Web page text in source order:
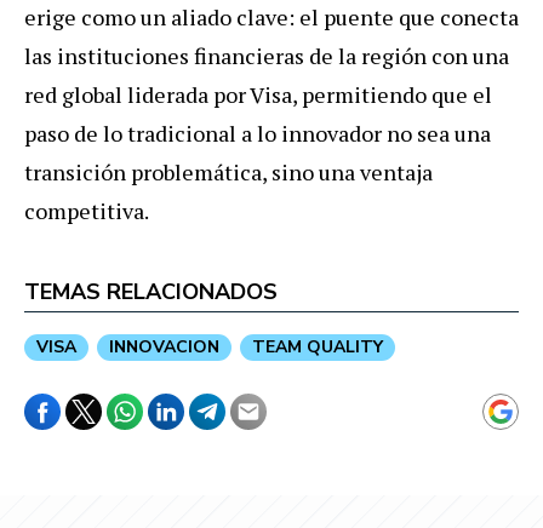
erige como un aliado clave: el puente que conecta
las instituciones financieras de la región con una
red global liderada por Visa, permitiendo que el
paso de lo tradicional a lo innovador no sea una
transición problemática, sino una ventaja
competitiva.
TEMAS RELACIONADOS
VISA INNOVACION TEAM QUALITY